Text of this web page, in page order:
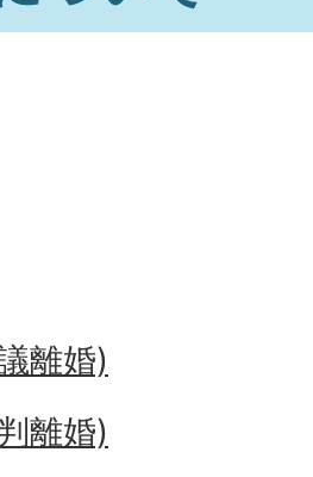
離婚)
離婚)